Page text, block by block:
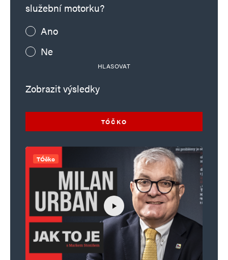
služební motorku?
Ano
Ne
HLASOVAT
Zobrazit výsledky
TÓČKO
TÓčko